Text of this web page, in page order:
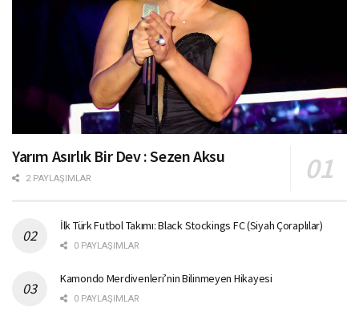
Yarım Asırlık Bir Dev : Sezen Aksu
2 PAYLAŞIMLAR
İlk Türk Futbol Takımı: Black Stockings FC (Siyah Çoraplılar)
0 PAYLAŞIMLAR
Kamondo Merdivenleri’nin Bilinmeyen Hikayesi
0 PAYLAŞIMLAR